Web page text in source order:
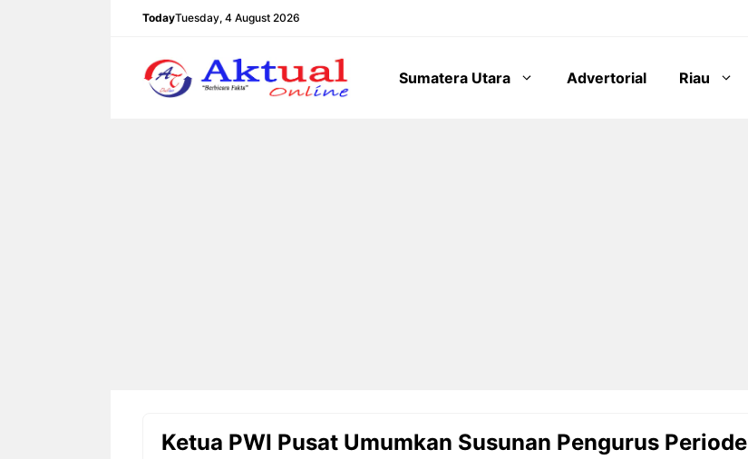
TodayTuesday, 4 August 2026
Sumatera Utara Advertorial Riau
Ketua PWI Pusat Umumkan Susunan Pengurus Periode